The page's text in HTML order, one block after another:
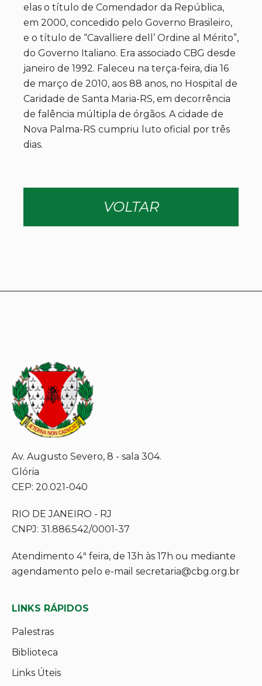
elas o título de Comendador da República,
em 2000, concedido pelo Governo Brasileiro,
e o título de “Cavalliere dell’ Ordine al Mérito”,
do Governo Italiano. Era associado CBG desde
janeiro de 1992. Faleceu na terça-feira, dia 16
de março de 2010, aos 88 anos, no Hospital de
Caridade de Santa Maria-RS, em decorrência
de falência múltipla de órgãos. A cidade de
Nova Palma-RS cumpriu luto oficial por três
dias.
VOLTAR
Av. Augusto Severo, 8 - sala 304.
Glória
CEP: 20.021-040
RIO DE JANEIRO - RJ
CNPJ: 31.886.542/0001-37
Atendimento 4ª feira, de 13h às 17h ou mediante
agendamento pelo e-mail secretaria@cbg.org.br
LINKS RÁPIDOS
Palestras
Biblioteca
Links Úteis